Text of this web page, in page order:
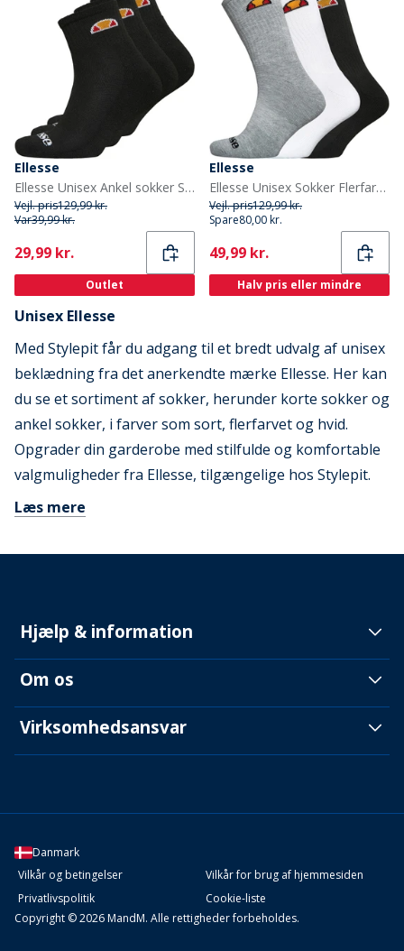
Ellesse
Ellesse Unisex Ankel sokker Sort
Vejl. pris129,99 kr.
Var39,99 kr.
Current
29,99 kr.
Outlet
Ellesse
Ellesse Unisex Sokker Flerfarvet
Vejl. pris129,99 kr.
Spare80,00 kr.
Current
49,99 kr.
Halv pris eller mindre
Unisex Ellesse
Med Stylepit får du adgang til et bredt udvalg af unisex
beklædning fra det anerkendte mærke Ellesse. Her kan
du se et sortiment af sokker, herunder korte sokker og
ankel sokker, i farver som sort, flerfarvet og hvid.
Opgrader din garderobe med stilfulde og komfortable
valgmuligheder fra Ellesse, tilgængelige hos Stylepit.
Læs mere
Hjælp & information
Om os
Virksomhedsansvar
Danmark
Vilkår og betingelser
Vilkår for brug af hjemmesiden
Privatlivspolitik
Cookie-liste
Copyright © 2026 MandM. Alle rettigheder forbeholdes.